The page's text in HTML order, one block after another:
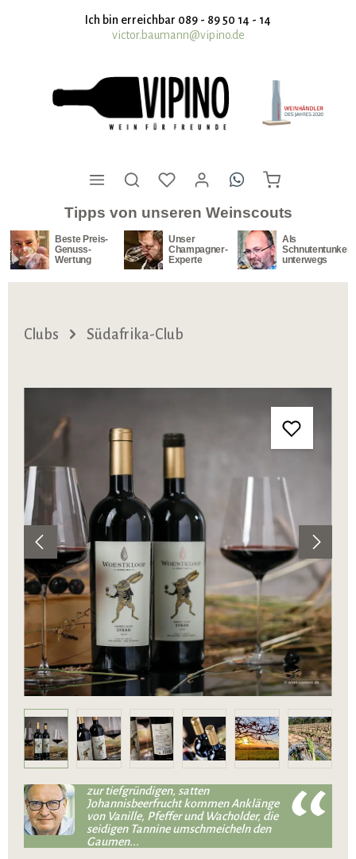
springenIch bin erreichbar 089 - 89 50 14 - 14
victor.baumann@vipino.de
Tipps von unseren Weinscouts
Beste Preis-
Genuss-
Wertung
Unser
Champagner-
Experte
Als
Schnutentunker
unterwegs
Clubs Südafrika-Club
zur tiefgründigen, satten
Johannisbeerfrucht kommen Anklänge
von Vanille, Pfeffer und Wacholder, die
seidigen Tannine umschmeicheln den
Gaumen...